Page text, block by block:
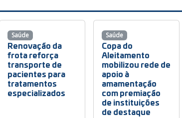
Renovação da
frota reforça
transporte de
pacientes para
tratamentos
especializados
Saúde
Copa do
Aleitamento
mobilizou rede de
apoio à
amamentação
com premiação
de instituições
de destaque
Saúde